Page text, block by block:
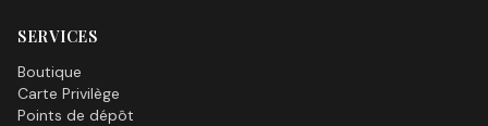
SERVICES
Boutique
Carte Privilège
Points de dépôt